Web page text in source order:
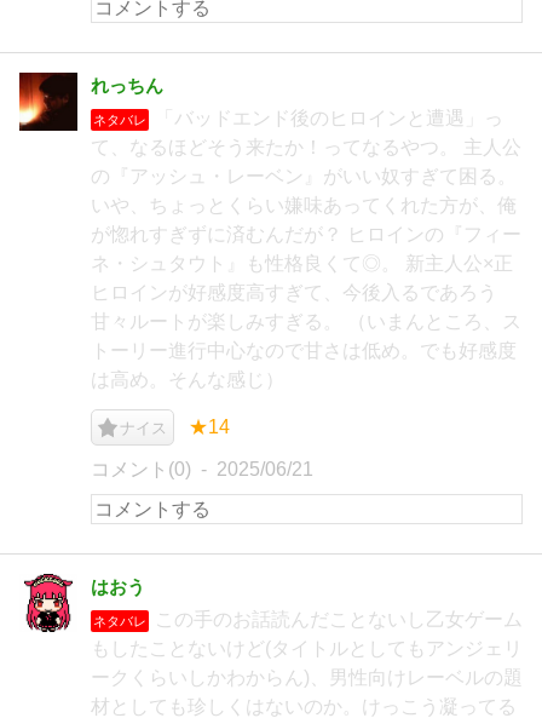
れっちん
ネタバレ
「バッドエンド後のヒロインと遭遇」っ
て、なるほどそう来たか！ってなるやつ。 主人公
の『アッシュ・レーベン』がいい奴すぎて困る。
いや、ちょっとくらい嫌味あってくれた方が、俺
が惚れすぎずに済むんだが？ ヒロインの『フィー
ネ・シュタウト』も性格良くて◎。 新主人公×正
ヒロインが好感度高すぎて、今後入るであろう
甘々ルートが楽しみすぎる。 （いまんところ、ス
トーリー進行中心なので甘さは低め。でも好感度
は高め。そんな感じ）
ナイス ★14
コメント(0) 2025/06/21
はおう
ネタバレ
この手のお話読んだことないし乙女ゲーム
もしたことないけど(タイトルとしてもアンジェリ
ークくらいしかわからん)、男性向けレーベルの題
材としても珍しくはないのか。けっこう凝ってる